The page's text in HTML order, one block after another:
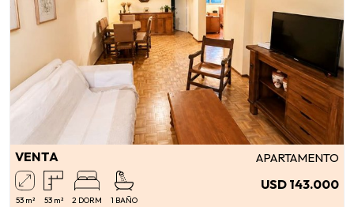
VENTA APARTAMENTO
53 m² 53 m² 2 DORM 1 BAÑO
USD 143.000